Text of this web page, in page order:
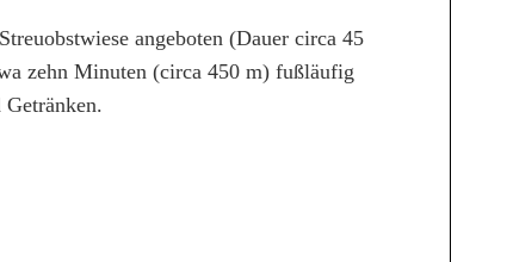
angeboten (Dauer circa 45
zehn Minuten (circa 450 m) fußläufig